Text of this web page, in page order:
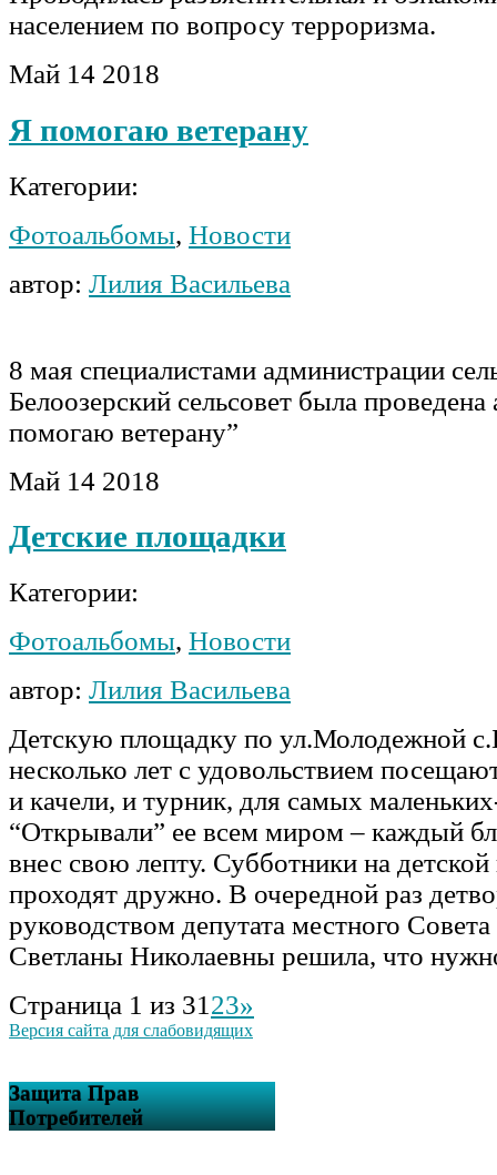
населением по вопросу терроризма.
Май 14 2018
Я помогаю ветерану
Категории:
Фотоальбомы, Новости
автор: Лилия Васильева
8 мая специалистами администрации
Белоозерский сельсовет была
помогаю ветерану”
Май 14 2018
Детские площадки
Категории:
Фотоальбомы, Новости
автор: Лилия Васильева
Детскую площадку по ул.Молодежной
несколько лет с удовольствием
и качели, и турник, для самых
“Открывали” ее всем миром – каждый
внес свою лепту. Субботники на
проходят дружно. В очередной раз
руководством депутата местного
Светланы Николаевны решила, что
Страница 1 из 31 23»
Версия сайта для слабовидящих
Защита Прав
Потребителей